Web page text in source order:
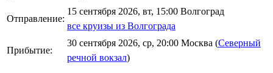
Отправление:
15 сентября 2026, вт, 15:00 Волгоград
все круизы из Волгограда
Прибытие:
30 сентября 2026, ср, 20:00 Москва (Северный
речной вокзал)